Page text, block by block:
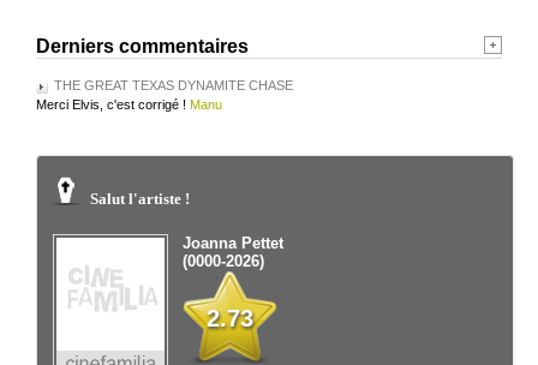
Derniers commentaires
THE GREAT TEXAS DYNAMITE CHASE
Merci Elvis, c'est corrigé ! Manu
Salut l'artiste !
Joanna Pettet
(0000-2026)
2.73